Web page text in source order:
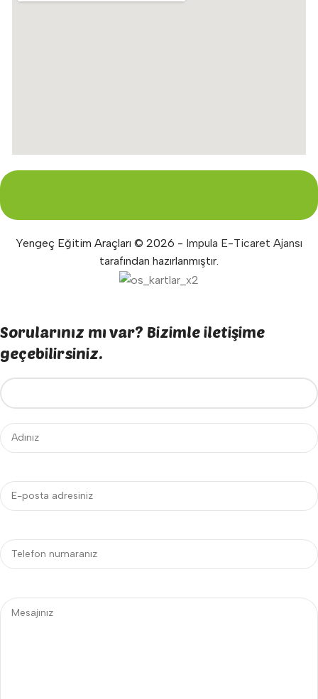
Yengeç Eğitim Araçları © 2026 - Impula E-Ticaret Ajansı
tarafından hazırlanmıştır.
Sorularınız mı var? Bizimle iletişime
geçebilirsiniz.